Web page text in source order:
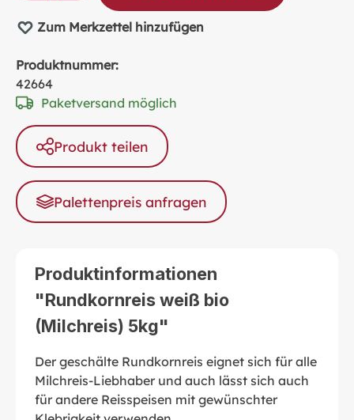
Zum Merkzettel hinzufügen
Produktnummer:
42664
Paketversand möglich
Produkt teilen
Palettenpreis anfragen
Produktinformationen
"Rundkornreis weiß bio
(Milchreis) 5kg"
Der geschälte Rundkornreis eignet sich für alle
Milchreis-Liebhaber und auch lässt sich auch
für andere Reisspeisen mit gewünschter